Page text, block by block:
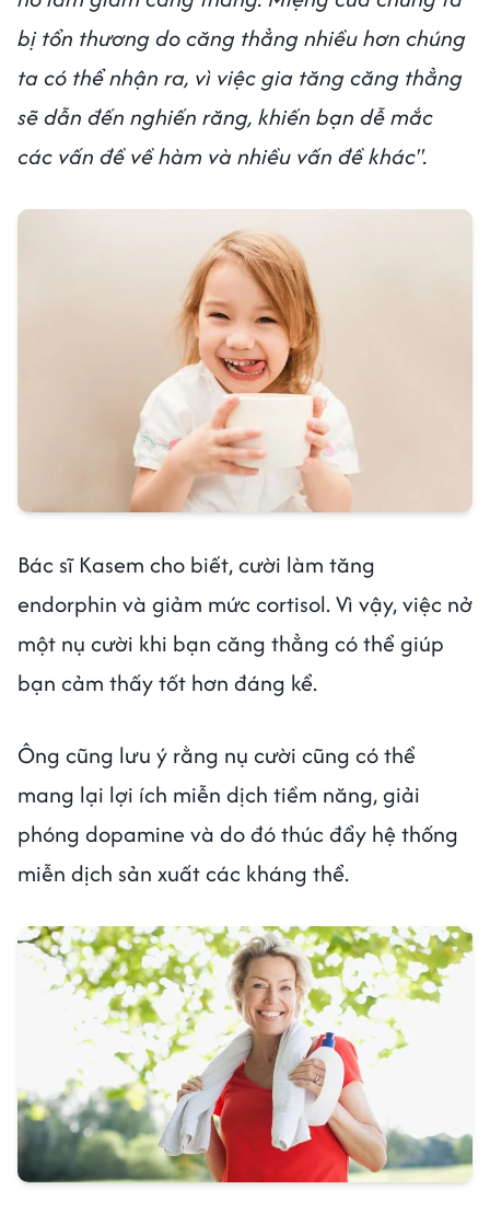
bị tổn thương do căng thẳng nhiều hơn chúng
ta có thể nhận ra, vì việc gia tăng căng thẳng
sẽ dẫn đến nghiến răng, khiến bạn dễ mắc
các vấn đề về hàm và nhiều vấn đề khác".
Bác sĩ Kasem cho biết, cười làm tăng
endorphin và giảm mức cortisol. Vì vậy, việc nở
một nụ cười khi bạn căng thẳng có thể giúp
bạn cảm thấy tốt hơn đáng kể.
Ông cũng lưu ý rằng nụ cười cũng có thể
mang lại lợi ích miễn dịch tiềm năng, giải
phóng dopamine và do đó thúc đẩy hệ thống
miễn dịch sản xuất các kháng thể.